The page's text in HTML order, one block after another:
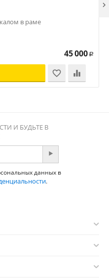
в раме
45 000 Р

И БУДЬТЕ В
данных в
.